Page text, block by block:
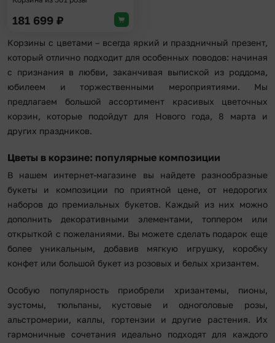
181 699 ₽
Корзины с цветами – всегда яркий и праздничный презент,
который отлично подходит для особенных поводов: начиная
с признания в любви, заканчивая выпиской из роддома,
юбилеем и торжественными мероприятиями. Мы
предлагаем большой ассортимент красивых цветочных
корзин, которые подойдут для Нового года, 8 марта и
других праздников.
Цветы в корзине: популярные композиции
В нашем интернет-магазине вы найдете разнообразные
букеты и композиции по приятной цене, от недорогих
наборов до премиальных букетов. Каждый из них можно
дополнить декоративными элементами, топпером или
открыткой с пожеланиями. Вы можете сделать подарок еще
более уникальным, добавив мягкую игрушку, коробку
конфет или большой букет из розовых и белых хризантем.
Особую популярность приобрели хризантемы, пионы,
эустомы, тюльпаны, кустовые и одноголовые розы,
альстромерии, каллы, гортензии и другие растения. Их
гармоничные сочетания идеально подходят для каждого